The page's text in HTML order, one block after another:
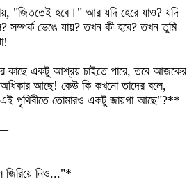
"জিততেই হবে।" আর যদি হেরে যাও? যদি
সম্পর্ক ভেঙে যায়? তখন কী হবে? তখন তুমি
কাছে একটু আশ্রয় চাইতে পারে, তবে আজকের
আছে! কেউ কি কখনো তাদের বলে,
পৃথিবীতে তোমারও একটু জায়গা আছে"?**
জিরিয়ে নিও..."*